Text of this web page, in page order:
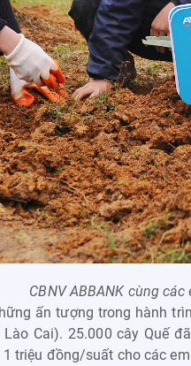
CBNV ABBANK cùng
ấn tượng trong hành
Cai). 25.000 cây Quế
triệu đồng/suất cho các